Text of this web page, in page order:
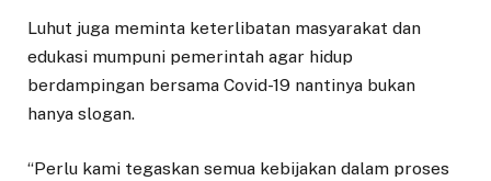
Luhut juga meminta keterlibatan masyarakat dan
edukasi mumpuni pemerintah agar hidup
berdampingan bersama Covid-19 nantinya bukan
hanya slogan.
“Perlu kami tegaskan semua kebijakan dalam proses